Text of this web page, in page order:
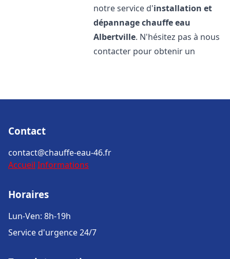
notre service d'installation et
dépannage chauffe eau
Albertville. N'hésitez pas à nous
contacter pour obtenir un
Contact
contact@chauffe-eau-46.fr
Accueil Informations
Horaires
Lun-Ven: 8h-19h
Service d'urgence 24/7